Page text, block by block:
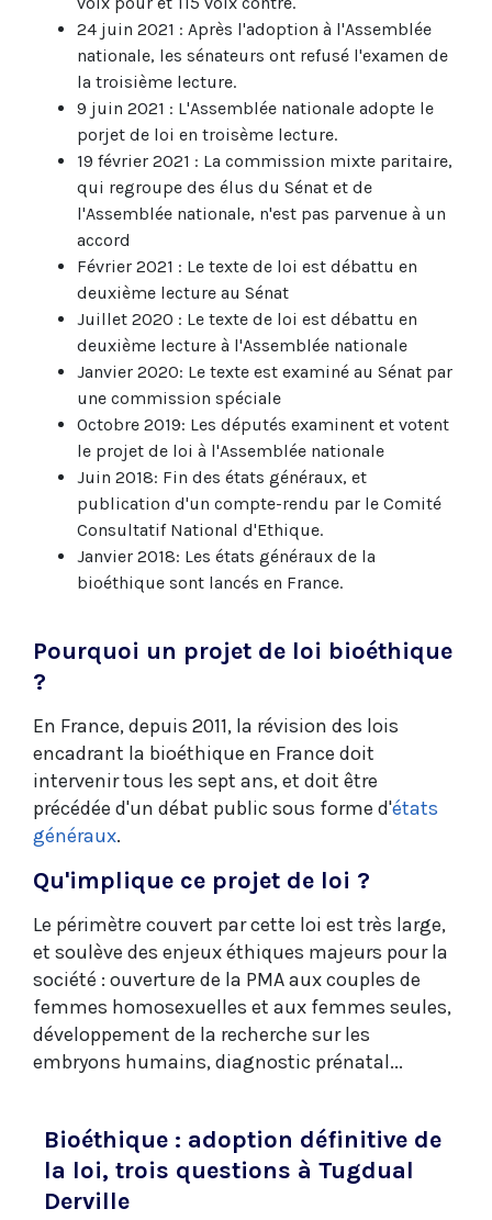
24 juin 2021 : Après l'adoption à l'Assemblée
nationale, les sénateurs ont refusé l'examen de
la troisième lecture.
9 juin 2021 : L'Assemblée nationale adopte le
porjet de loi en troisème lecture.
19 février 2021 : La commission mixte paritaire,
qui regroupe des élus du Sénat et de
l'Assemblée nationale, n'est pas parvenue à un
accord
Février 2021 : Le texte de loi est débattu en
deuxième lecture au Sénat
Juillet 2020 : Le texte de loi est débattu en
deuxième lecture à l'Assemblée nationale
Janvier 2020: Le texte est examiné au Sénat par
une commission spéciale
Octobre 2019: Les députés examinent et votent
le projet de loi à l'Assemblée nationale
Juin 2018: Fin des états généraux, et
publication d'un compte-rendu par le Comité
Consultatif National d'Ethique.
Janvier 2018: Les états généraux de la
bioéthique sont lancés en France.
Pourquoi un projet de loi bioéthique
?
En France, depuis 2011, la révision des lois
encadrant la bioéthique en France doit
intervenir tous les sept ans, et doit être
précédée d'un débat public sous forme d'états
généraux.
Qu'implique ce projet de loi ?
Le périmètre couvert par cette loi est très large,
et soulève des enjeux éthiques majeurs pour la
société : ouverture de la PMA aux couples de
femmes homosexuelles et aux femmes seules,
développement de la recherche sur les
embryons humains, diagnostic prénatal...
Bioéthique : adoption définitive de
la loi, trois questions à Tugdual
Derville